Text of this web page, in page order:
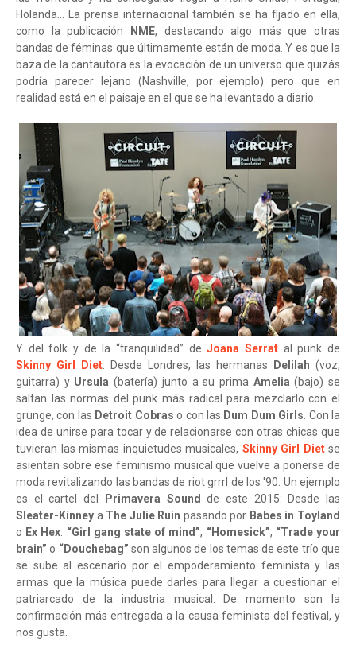
Holanda... La prensa internacional también se ha fijado en ella,
como la publicación
NME, destacando algo más que otras
bandas de féminas que últimamente están de moda. Y es que la
baza de la cantautora es la evocación de un universo que quizás
podría parecer lejano (Nashville, por ejemplo) pero que en
realidad está en el paisaje en el que se ha levantado a diario.
Y del folk y de la “tranquilidad” deJoana Serrat al punk de
Skinny Girl Diet. Desde Londres, las hermanas Delilah (voz,
guitarra) y Ursula (batería) junto a su primaAmelia (bajo) se
saltan las normas del punk más radical para mezclarlo con el
grunge, con las Detroit Cobras o con las Dum Dum Girls. Con la
idea de unirse para tocar y de relacionarse con otras chicas que
tuvieran las mismas inquietudes musicales, Skinny Girl Dietse
asientan sobre ese feminismo musical que vuelve a ponerse de
moda revitalizando las bandas de riot grrrl de los '90. Un ejemplo
es el cartel del
Primavera Sound
de este 2015: Desde las
Sleater-Kinney a The Julie Ruin pasando por Babes in Toyland
o Ex Hex. “Girl gang state of mind”, “Homesick”, “Trade your
brain” o “Douchebag” son algunos de los temas de este trío que
se sube al escenario por el empoderamiento feminista y las
armas que la música puede darles para llegar a cuestionar el
patriarcado de la industria musical. De momento son la
confirmación más entregada a la causa feminista del festival, y
nos gusta.